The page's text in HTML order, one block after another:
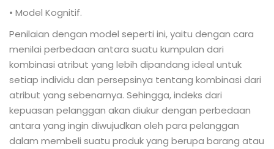
• Model Kognitif.
Penilaian dengan model seperti ini, yaitu dengan cara
menilai perbedaan antara suatu kumpulan dari
kombinasi atribut yang lebih dipandang ideal untuk
setiap individu dan persepsinya tentang kombinasi dari
atribut yang sebenarnya. Sehingga, indeks dari
kepuasan pelanggan akan diukur dengan perbedaan
antara yang ingin diwujudkan oleh para pelanggan
dalam membeli suatu produk yang berupa barang atau